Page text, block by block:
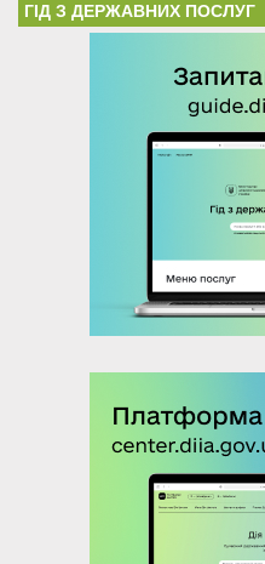
ГІД З ДЕРЖАВНИХ ПОСЛУГ